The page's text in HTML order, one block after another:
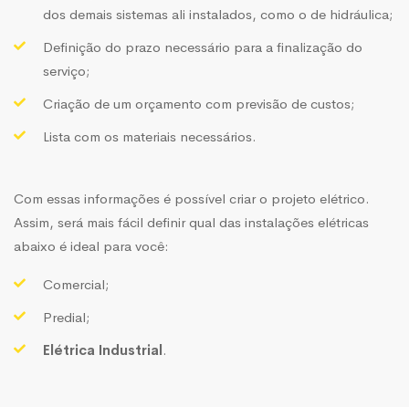
dos demais sistemas ali instalados, como o de hidráulica;
Definição do prazo necessário para a finalização do
serviço;
Criação de um orçamento com previsão de custos;
Lista com os materiais necessários.
Com essas informações é possível criar o projeto elétrico.
Assim, será mais fácil definir qual das instalações elétricas
abaixo é ideal para você:
Comercial;
Predial;
Elétrica Industrial.